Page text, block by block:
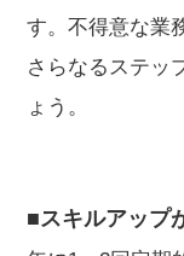
す。不得意な業
さらなるステッ
ょう。
■スキルアップ